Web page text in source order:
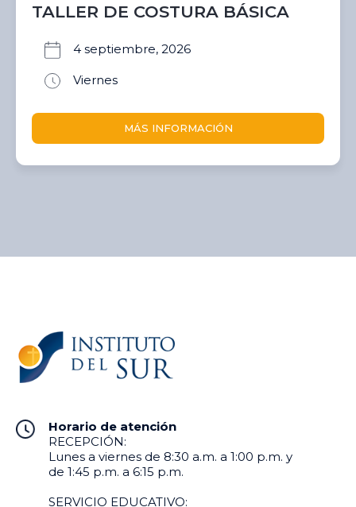
TALLER DE COSTURA BÁSICA
4 septiembre, 2026
Viernes
MÁS INFORMACIÓN
Horario de atención
RECEPCIÓN:
Lunes a viernes de 8:30 a.m. a 1:00 p.m. y
de 1:45 p.m. a 6:15 p.m.
SERVICIO EDUCATIVO: